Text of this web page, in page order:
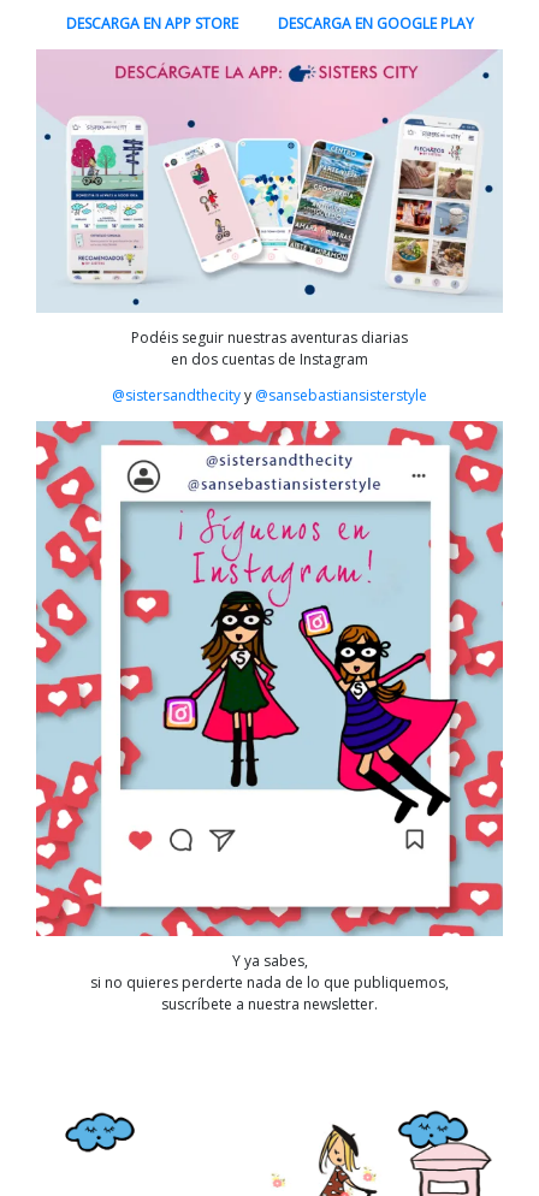
DESCARGA EN APP STORE
DESCARGA EN GOOGLE PLAY
Podéis seguir nuestras aventuras diarias
en dos cuentas de Instagram
@sistersandthecityy @sansebastiansisterstyle
Y ya sabes,
si no quieres perderte nada de lo que publiquemos,
suscríbete a nuestra newsletter.